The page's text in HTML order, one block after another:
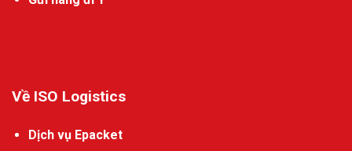
Về ISO Logistics
Dịch vụ Epacket